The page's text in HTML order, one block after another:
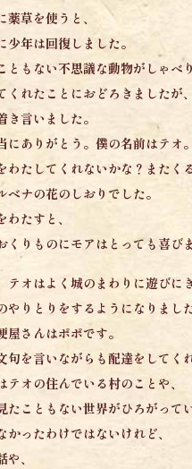
薬草を使うと、
少年は回復しました。
ともない不思議な動物がしゃべり
くれたことにおどろきましたが、
き言いました。
にありがとう。僕の名前はテオ
わたしてくれないかな？またく
ベナの花のしおりでした。
たすと、
くりものにモアはとっても喜び
テオはよく城のまわりに遊びに
やりとりをするようになりまし
屋さんはポポです。
句を言いながらも配達をしてく
テオの住んでいる村のことや、
たこともない世界がひろがって
かったわけではないけれど、
、